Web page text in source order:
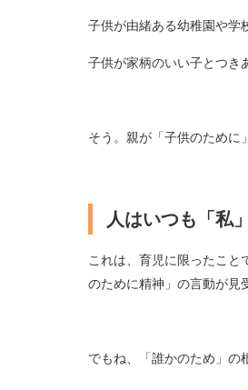
子供が由緒ある幼稚園や学
子供が家柄のいい子とつ
そう。親が「子供のために
人はいつも「私
これは、育児に限ったこと
のために精神」の言動が見
でもね、「誰かのため」の